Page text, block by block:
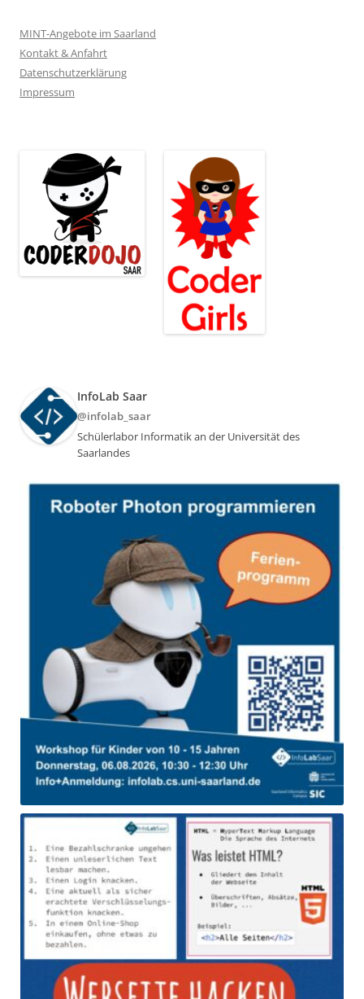
MINT-Angebote im Saarland
Kontakt & Anfahrt
Datenschutzerklärung
Impressum
InfoLab Saar
@infolab_saar
Schülerlabor Informatik an der Universität des
Saarlandes